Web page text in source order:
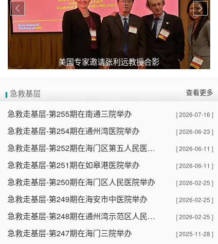
美国专家邀请张利远教授合影
 
急救基层 查看更多
急救走基层-第255期在南通三院举办 [ 2026-07-16 ]
急救走基层-第254期在通州湾医院举办 [ 2026-06-23 ]
急救走基层-第252期在海门区第五人民医院举办 [ 2026-06-11 ]
急救走基层-第251期在如皋港医院举办 [ 2026-06-11 ]
急救走基层-第250期在海门区人民医院举办 [ 2026-02-25 ]
急救走基层-第249期在海安市中医院举办 [ 2026-02-25 ]
急救走基层-第248期在通州湾示范区人民医院举办 [ 2026-02-25 ]
急救走基层-第247期在海门三院举办 [ 2025-11-28 ]